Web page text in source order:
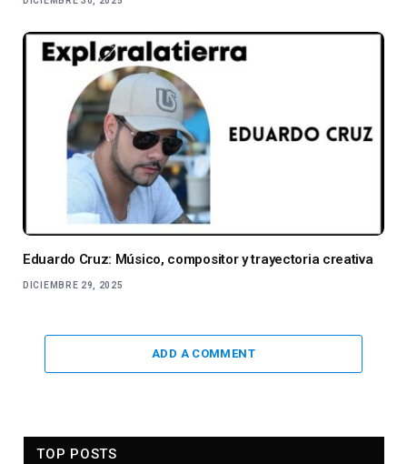
Eduardo Cruz: Músico, compositor y trayectoria creativa
DICIEMBRE 29, 2025
ADD A COMMENT
TOP POSTS